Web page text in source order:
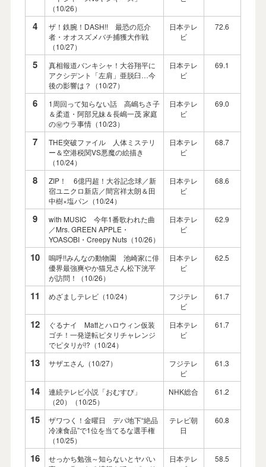
（10/26）
4
ザ！鉄腕！DASH!! 最恐の厄介
者・オオスズメバチ捕獲大作戦
（10/27）
日本テレ
ビ
72.6
5
真相報道バンキシャ！大谷翔平に
アクシデント「左肩」亜脱臼…今
後の影響は？（10/27）
日本テレ
ビ
69.1
6
1周回って知らない話 高嶋ちさ子
＆柔道・阿部兄妹＆長嶋一茂 家庭
の㊙ウラ事情（10/23）
日本テレ
ビ
69.0
7
THE突破ファイル 人体ミステリ
ー＆空港税関VS悪魔の絵描き
（10/24）
日本テレ
ビ
68.7
8
ZIP！ 6億円超！大谷記念球／新
宿ユニクロ新店／間宮祥太朗＆田
中樹×塩パン（10/24）
日本テレ
ビ
68.6
9
with MUSIC 今年1番歌われた曲
／Mrs. GREEN APPLE・
YOASOBI・Creepy Nuts（10/26）
日本テレ
ビ
62.9
10
嗚呼!!みんなの動物園 池崎家に俳
優界最強爽やか猫兄さん松下洸平
が訪問！（10/26）
日本テレ
ビ
62.5
11 めざましテレビ（10/24）
フジテレ
ビ
61.7
12
ぐるナイ Mattとハロウィン仮装
ゴチ！一発逆転ピタリチャレンジ
でピタリが!?（10/24）
日本テレ
ビ
61.7
13 サザエさん（10/27）
フジテレ
ビ
61.3
14
連続テレビ小説「おむすび」
（20）（10/25）
NHK総合 61.2
15
ザワつく！金曜日 デパ地下“絶品
冷凍食品”で1位を当てるな選手権
（10/25）
テレビ朝
日
60.8
16
せっかち勉強～知らないとヤバい
日本テレ
58.5